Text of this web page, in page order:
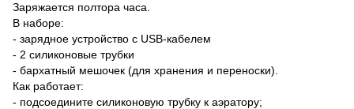
Заряжается полтора часа.
В наборе:
- зарядное устройство с USB-кабелем
- 2 силиконовые трубки
- бархатный мешочек (для хранения и переноски).
Как работает:
- подсоедините силиконовую трубку к аэратору;